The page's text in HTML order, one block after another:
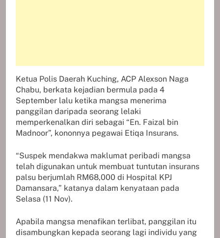
Ketua Polis Daerah Kuching, ACP Alexson Naga
Chabu, berkata kejadian bermula pada 4
September lalu ketika mangsa menerima
panggilan daripada seorang lelaki
memperkenalkan diri sebagai “En. Faizal bin
Madnoor”, kononnya pegawai Etiqa Insurans.
“Suspek mendakwa maklumat peribadi mangsa
telah digunakan untuk membuat tuntutan insurans
palsu berjumlah RM68,000 di Hospital KPJ
Damansara,” katanya dalam kenyataan pada
Selasa (11 Nov).
Apabila mangsa menafikan terlibat, panggilan itu
disambungkan kepada seorang lagi individu yang